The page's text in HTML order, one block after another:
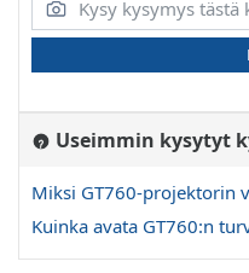
Useimmin kysytyt
Miksi GT760-projektorin
Kuinka avata GT760:n